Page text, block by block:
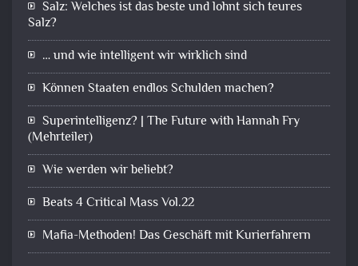
Salz: Welches ist das beste und lohnt sich teures
Salz?
… und wie intelligent wir wirklich sind
Können Staaten endlos Schulden machen?
Superintelligenz? | The Future with Hannah Fry
(Mehrteiler)
Wie werden wir beliebt?
Beats 4 Critical Mass Vol.22
Mafia-Methoden! Das Geschäft mit Kurierfahrern